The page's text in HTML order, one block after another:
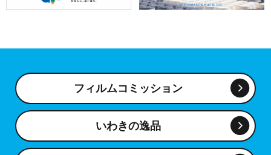
フィルムコミッション
いわきの逸品